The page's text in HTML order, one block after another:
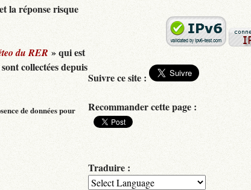
la réponse risque
du RER » qui est
collectées depuis
de données pour
Suivre ce site :
Recommander cette page :
Traduire :